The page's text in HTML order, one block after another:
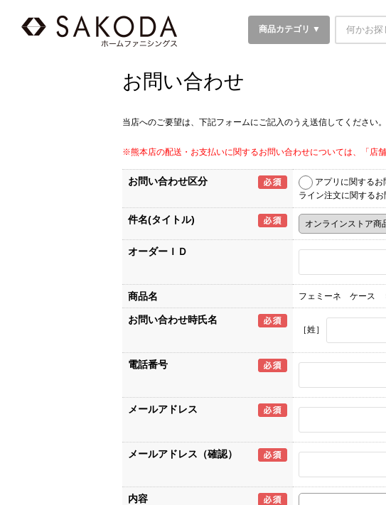
商品カテゴリ ▼
お問い合わせ
当店へのご要望は、下記フォームにご記入のうえ送信してください。
※熊本店の配送・お支払いに関するお問い合わせについては、「店
お問い合わせ区分 アプリに関するお
ライン注文に関する
件名(タイトル)
オーダーＩＤ
商品名 フェミーネ ケース
お問い合わせ時氏名
［姓］
電話番号
メールアドレス
メールアドレス（確認）
内容